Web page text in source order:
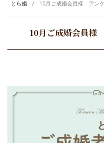
とら婚 10月ご成婚会員様 アンケ
10月ご成婚会員様